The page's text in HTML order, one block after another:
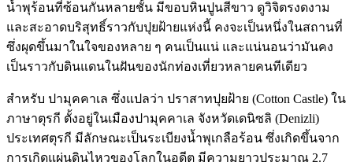
น้ำพุร้อนที่ซ้อนกันหลายชั้น มีขอบหินปูนสีขาว ดูวิจิตรงดงาม
และสะอาดบริสุทธิ์ราวกับปุยฝ้ายแห่งนี้ คงจะเป็นหนึ่งในสถานที่
ซึ่งผุดขึ้นมาในใจของหลาย ๆ คนเป็นแน่ และแน่นอนว่ามันคง
เป็นราวกับดินแดนในฝันของนักท่องเที่ยวหลายคนทีเดียว
สำหรับ ปามุคคาเล ซึ่งแปลว่า ปราสาทปุยฝ้าย (Cotton Castle) ใน
ภาษาตุรกี ตั้งอยู่ในเมืองปามุคคาเล จังหวัดเดนิซลิ (Denizli)
ประเทศตุรกี มีลักษณะเป็นระเบียงน้ำพุเกลือร้อน ซึ่งเกิดขึ้นจาก
การเกิดแผ่นดินไหวของโลกในอดีต มีความยาวประมาณ 2.7